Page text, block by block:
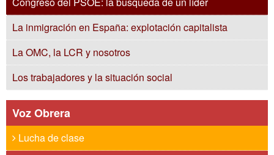
La inmigración en España: explotación capitalista
La OMC, la LCR y nosotros
Los trabajadores y la situación social
Voz Obrera
Lucha de clase